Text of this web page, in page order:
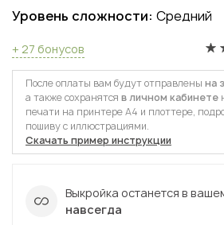
Уровень сложности: Средний
+ 27 бонусов
После оплаты вам будут отправлены на
а также сохранятся в личном кабинете
печати на принтере А4 и плоттере,
пошиву с иллюстрациями.
Скачать пример инструкции
Выкройка останется в
навсегда